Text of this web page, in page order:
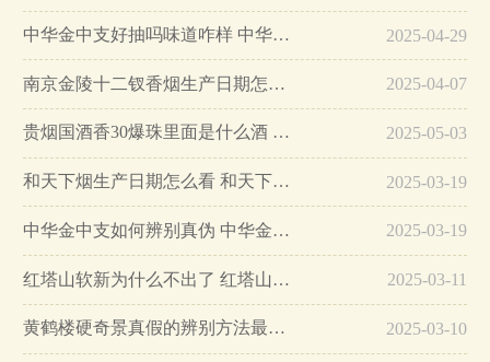
中华金中支好抽吗味道咋样 中华金中支口感特点介绍… 2025-04-29
南京金陵十二钗香烟生产日期怎么看 南京金陵十二钗香烟保质期… 2025-04-07
贵烟国酒香30爆珠里面是什么酒 贵烟国酒香30怎么辨别真假… 2025-05-03
和天下烟生产日期怎么看 和天下烟真假辨别方法六个方面… 2025-03-19
中华金中支如何辨别真伪 中华金中支真假烟鉴别方法… 2025-03-19
红塔山软新为什么不出了 红塔山软新烟停售原因详解… 2025-03-11
黄鹤楼硬奇景真假的辨别方法最简单版… 2025-03-10